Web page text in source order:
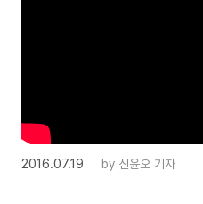
2016.07.19 by 신윤오 기자